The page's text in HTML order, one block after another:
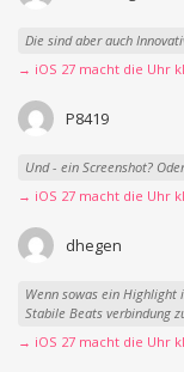
Die sind aber auch
→ iOS 27 macht die Uhr
P8419
Und - ein Screenshot?
→ iOS 27 macht die Uhr
dhegen
Wenn sowas ein Highlight
Stabile Beats verbindung
→ iOS 27 macht die Uhr